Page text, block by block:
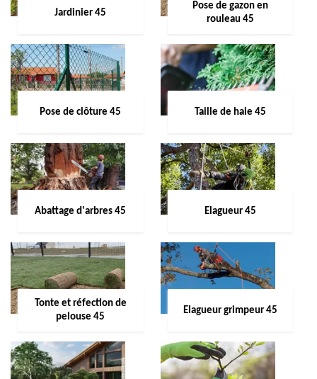
Jardinier 45
Pose de gazon en
rouleau 45
Pose de clôture 45 Taille de haie 45
Abattage d'arbres 45 Elagueur 45
Tonte et réfection de
pelouse 45
Elagueur grimpeur 45